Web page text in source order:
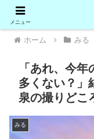
ホーム みる
「あれ、今
多くない？」
泉の撮りどこ
みる
メニュー